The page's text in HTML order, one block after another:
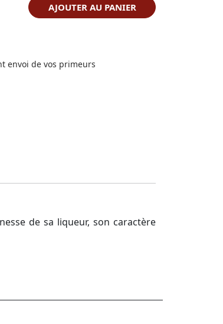
AJOUTER AU PANIER
envoi de vos primeurs
de sa liqueur, son caractère